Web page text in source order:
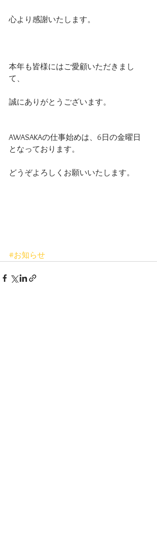
心より感謝いたします。
本年も皆様にはご愛顧いただきまし
て、
誠にありがとうございます。
AWASAKAの仕事始めは、6日の金曜日
となっております。
どうぞよろしくお願いいたします。
#お知らせ